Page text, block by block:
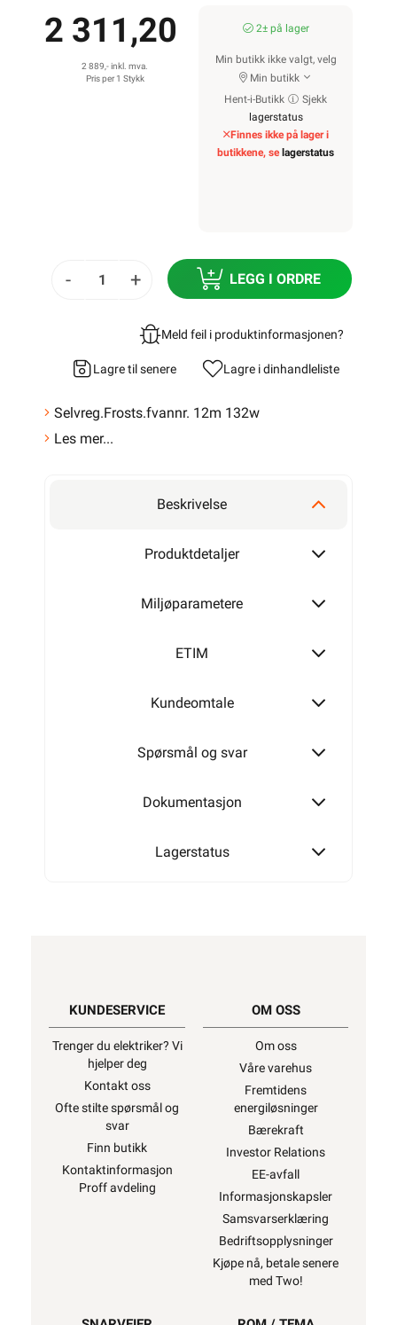
2 311,20
2 889,- inkl. mva.
Pris per 1 Stykk
2± på lager
Min butikk ikke valgt, velg
Min butikk
Hent-i-Butikk
Sjekk
lagerstatus
Finnes ikke på lager i
butikkene, se lagerstatus
- + LEGG I ORDRE
Meld feil i produktinformasjonen?
Lagre til senere Lagre i dinhandleliste
Selvreg.Frosts.fvannr. 12m 132w
Les mer...
Beskrivelse
Produktdetaljer
Miljøparametere
ETIM
Kundeomtale
Spørsmål og svar
Dokumentasjon
Lagerstatus
KUNDESERVICE
Trenger du elektriker? Vi
hjelper deg
Kontakt oss
Ofte stilte spørsmål og
svar
Finn butikk
Kontaktinformasjon
Proff avdeling
OM OSS
Om oss
Våre varehus
Fremtidens
energiløsninger
Bærekraft
Investor Relations
EE-avfall
Informasjonskapsler
Samsvarserklæring
Bedriftsopplysninger
Kjøpe nå, betale senere
med Two!